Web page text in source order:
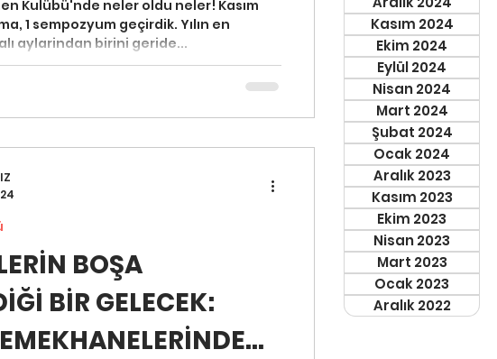
Kulübü'nde neler oldu neler! Kasım
1 sempozyum geçirdik. Yılın en
aylarindan birini geride...
BOŞA
BİR GELECEK:
Kasım 2024
Ekim 2024
Eylül 2024
Nisan 2024
Mart 2024
Şubat 2024
Ocak 2024
Aralık 2023
Kasım 2023
Ekim 2023
Nisan 2023
Mart 2023
Ocak 2023
Aralık 2022